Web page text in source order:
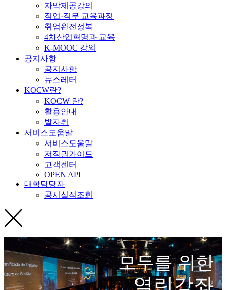
자막제공강의
직업·직무 교육과정
취업완전정복
4차산업혁명과 교육
K-MOOC 강의
공지사항
공지사항
뉴스레터
KOCW란?
KOCW 란?
활용안내
발자취
서비스도움말
서비스도움말
저작권가이드
고객센터
OPEN API
대학담당자
공시실적조회
모두를 위한